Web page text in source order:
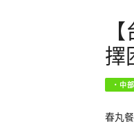
擇
‧中
春丸